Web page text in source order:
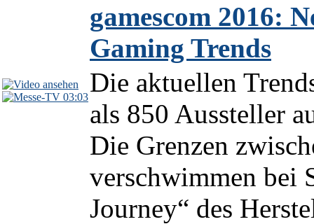
03:03
gamescom 2016:
Gaming Trends
Die aktuellen
als 850 Aussteller
Die Grenzen
verschwimmen bei
Journey“ des